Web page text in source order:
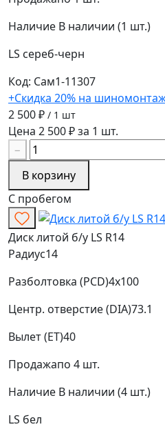
Наличие В наличии (1 шт.)
LS сереб-черн
Код: Сам1-11307
+Скидка 20% на
2 500 ₽ / 1 шт
Цена 2 500 ₽ за 1 шт.
−
В корзину
С пробегом
Диск литой б/у LS R14
Радиус14
Разболтовка (PCD)4x100
Центр. отверстие (DIA)73.1
Вылет (ET)40
Продажапо 4 шт.
Наличие В наличии (4 шт.)
LS бел